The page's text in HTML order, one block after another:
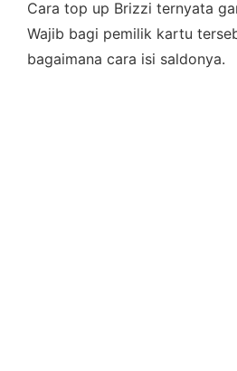
Cara top up Brizzi ternyata
Wajib bagi pemilik kartu
bagaimana cara isi saldonya.